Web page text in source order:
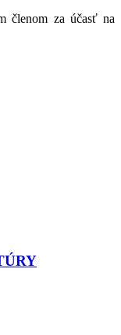
členom za účasť na